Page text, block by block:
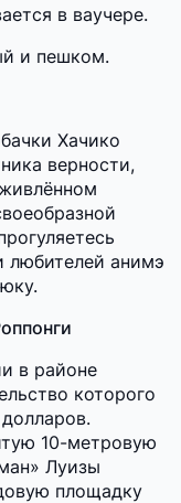
в ваучере.
и пешком.
Хачико
верности,
анимэ
в районе
которого
10-метровую
Луизы
площадку